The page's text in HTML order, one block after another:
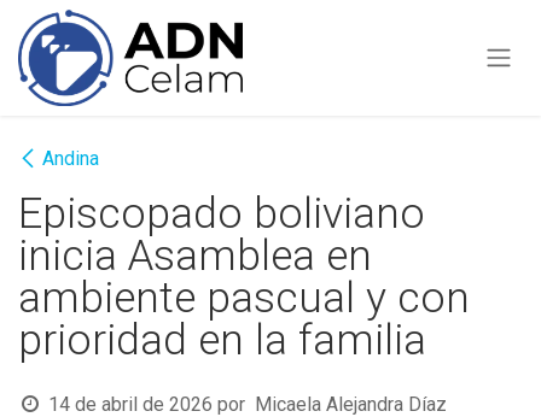
Ir al contenido
Andina
Episcopado boliviano
inicia Asamblea en
ambiente pascual y con
prioridad en la familia
14 de abril de 2026 por Micaela Alejandra Díaz